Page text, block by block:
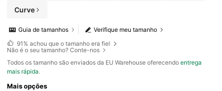
Curve
Verifique meu tamanho
Guia de tamanhos
91% achou que o tamanho era fiel
Não é o seu tamanho? Conte-nos
Todos os tamanho são enviados da EU Warehouse oferecendoentrega
mais rápida.
Mais opções